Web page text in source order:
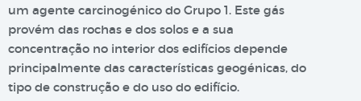
um agente carcinogénico do Grupo 1. Este gás
provém das rochas e dos solos e a sua
concentração no interior dos edifícios depende
principalmente das características geogénicas, do
tipo de construção e do uso do edifício.